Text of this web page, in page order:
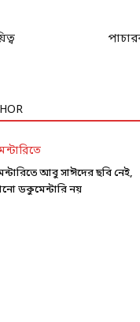
আবু সাঈদের ছবি নেই,
ডকুমেন্টারি নয়